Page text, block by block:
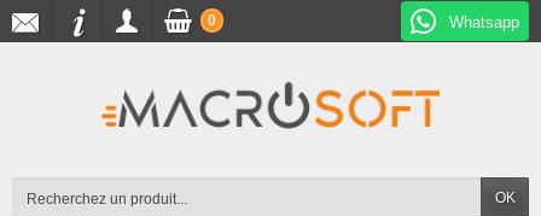
Whatsapp
OK
0